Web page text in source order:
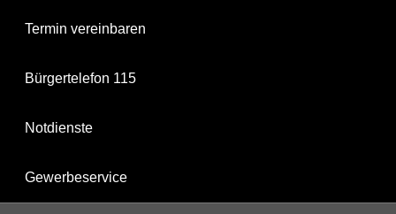
Termin vereinbaren
Bürgertelefon 115
Notdienste
Gewerbeservice